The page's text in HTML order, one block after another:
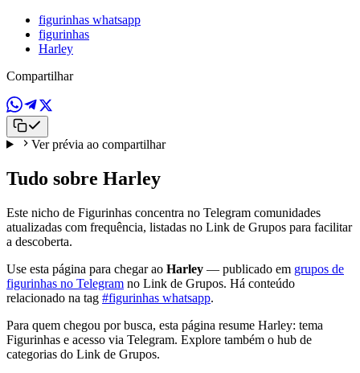
figurinhas whatsapp
figurinhas
Harley
Compartilhar
Ver prévia ao compartilhar
Tudo sobre Harley
Este nicho de Figurinhas concentra no Telegram comunidades
atualizadas com frequência, listadas no Link de Grupos para facilitar
a descoberta.
Use esta página para chegar ao Harley — publicado em grupos de
figurinhas no Telegram no Link de Grupos. Há conteúdo
relacionado na tag #figurinhas whatsapp.
Para quem chegou por busca, esta página resume Harley: tema
Figurinhas e acesso via Telegram. Explore também o hub de
categorias do Link de Grupos.